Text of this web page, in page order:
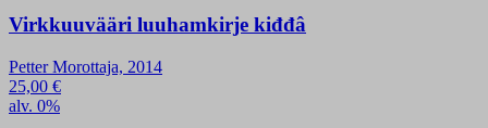
Virkkuuvääri luuhamkirje kiđđâ
Petter Morottaja, 2014
25,00 €
alv. 0%